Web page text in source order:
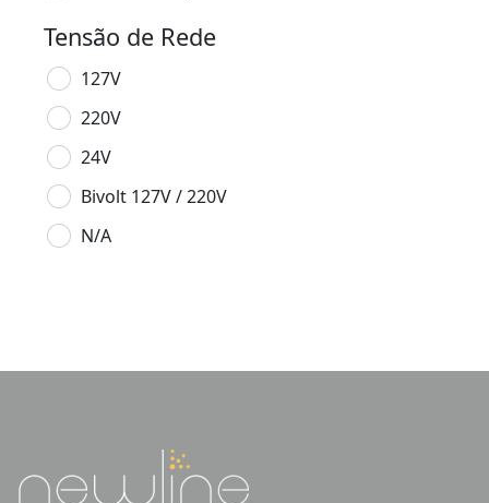
Tensão de Rede
127V
220V
24V
Bivolt 127V / 220V
N/A